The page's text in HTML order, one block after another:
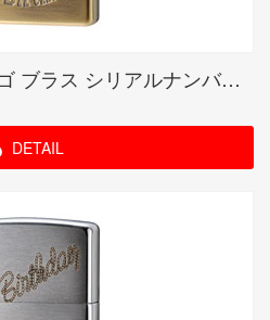
The Birthday スカルロゴ ブラス シリアルナンバー入り(期間限定生産品)
DETAIL